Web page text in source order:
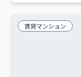
賃貸マンション